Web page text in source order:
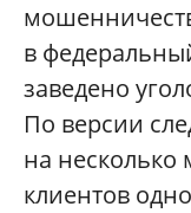
в
заведено
По версии
на несколько
клиентов